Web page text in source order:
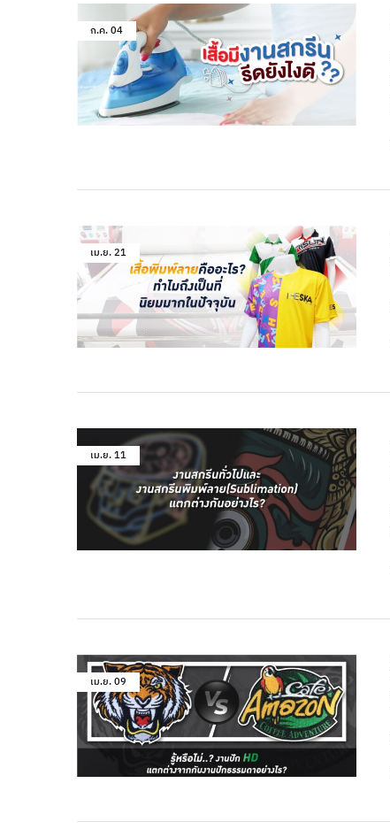
ก.ค.04
เม.ย.21
เม.ย.11
เม.ย.09